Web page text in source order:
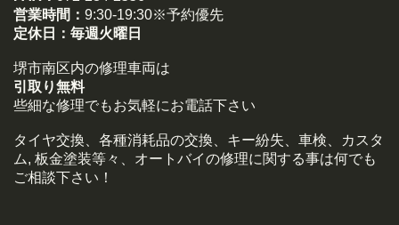
営業時間： 9:30-19:30※予約優先
定休日： 毎週火曜日
堺市南区内の修理車両は
引取り無料
些細な修理でもお気軽にお電話下さい
タイヤ交換、各種消耗品の交換、キー紛失、車検、カスタ
ム, 板金塗装等々、オートバイの修理に関する事は何でも
ご相談下さい！